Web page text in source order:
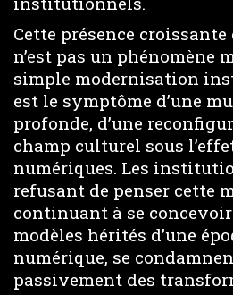
Cette présence
n’est pas un phénomène
simple modernisation
est le symptôme d’une
profonde, d’une
champ culturel sous
numériques. Les
refusant de penser cette
continuant à se
modèles hérités d’une
numérique, se
passivement des